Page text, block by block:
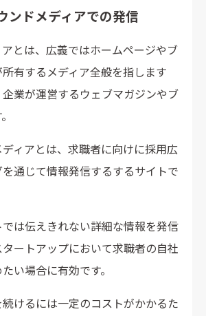
ンドメディアでの発信
とは、広義ではホームページやブ
有するメディア全般を指します
業が運営するウェブマガジンやブ
ィアとは、求職者に向けに採用広
通じて情報発信するするサイトで
は伝えきれない詳細な情報を発信
ートアップにおいて求職者の自社
い場合に有効です。
けるには一定のコストがかかるた